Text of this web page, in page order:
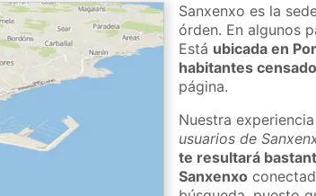
Sanxenxo es la
órden. En algunos
Está ubicada en
habitantes
página.
Nuestra
usuarios de
te resultará
Sanxenxo